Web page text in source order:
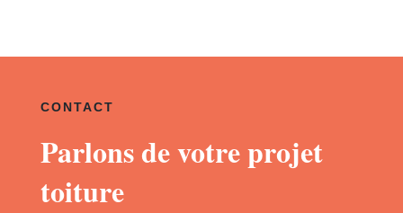
CONTACT
Parlons de votre projet
toiture